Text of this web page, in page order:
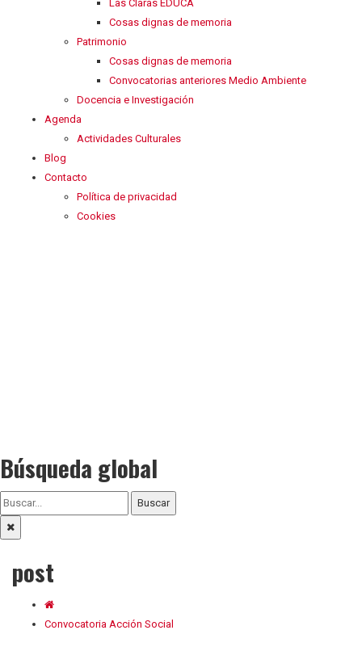
Las Claras EDUCA
Cosas dignas de memoria
Patrimonio
Cosas dignas de memoria
Convocatorias anteriores Medio Ambiente
Docencia e Investigación
Agenda
Actividades Culturales
Blog
Contacto
Política de privacidad
Cookies
Búsqueda global
Buscar
post
Convocatoria Acción Social